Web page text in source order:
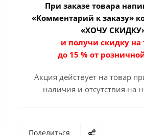
При заказе товара
«Комментарий к заказу»
«ХОЧУ
и получи скидку на
до 15 % от
Акция действует на товар
наличия и отсутствия на
Поделиться